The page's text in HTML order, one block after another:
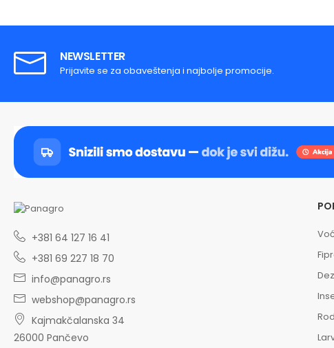
NEWSLETTER
Prijavite se za obaveštenja i najbolje promocije.
+381 64 127 16 41
+381 69 227 18 70
info@panagro.rs
webshop@panagro.rs
Kajmakčalanska 34
26000 Pančevo